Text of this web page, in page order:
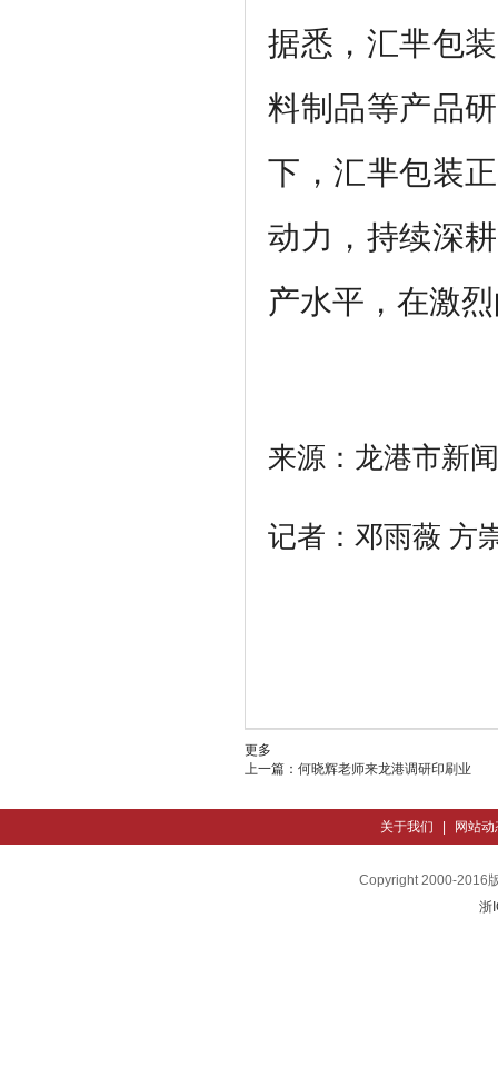
据悉，汇芈包
料制品等产品
下，汇芈包装
动力，持续深
产水平，在激
来源：龙港市新
记者：邓雨薇 方
更多
上一篇： 何晓辉老师来龙港调研印刷业
关于我们 网站动
Copyright 2000-2016
浙